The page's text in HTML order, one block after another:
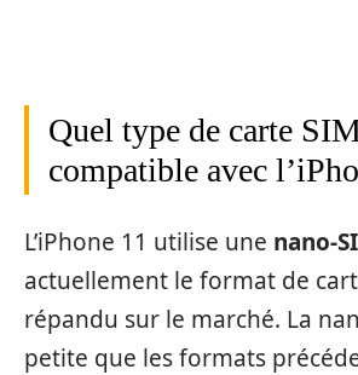
Quel type de carte
compatible avec
L’iPhone 11 utilise une nano-
actuellement le format de
répandu sur le marché. La
petite que les formats